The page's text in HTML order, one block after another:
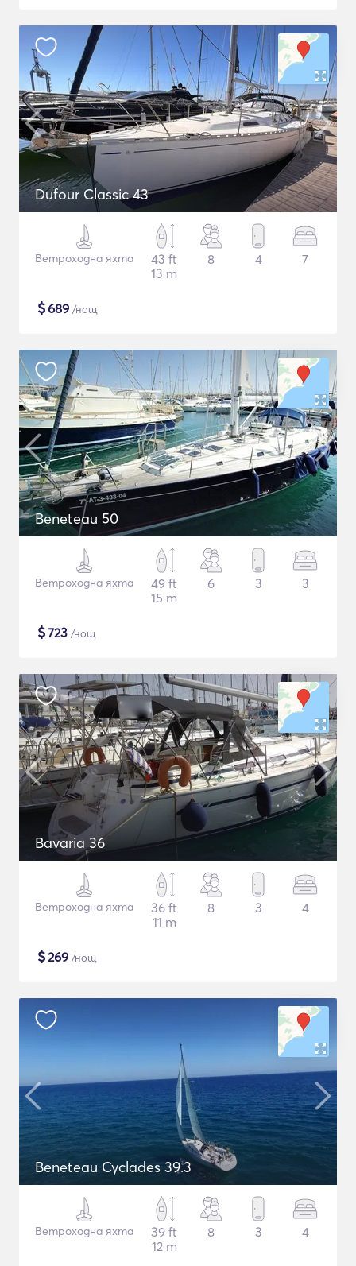
Dufour Classic 43
Ветроходна яхта
43 ft
13 m
8 4 7
$689 /нощ
Beneteau 50
Ветроходна яхта
49 ft
15 m
6 3 3
$723 /нощ
Bavaria 36
Ветроходна яхта
36 ft
11 m
8 3 4
$269 /нощ
Beneteau Cyclades 39.3
Ветроходна яхта
39 ft
12 m
8 3 4